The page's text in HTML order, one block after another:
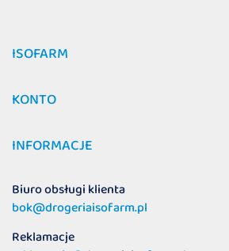
ISOFARM
KONTO
INFORMACJE
Biuro obsługi klienta
bok@drogeriaisofarm.pl
Reklamacje